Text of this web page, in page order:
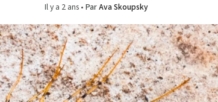
Il y a 2 ans ParAva Skoupsky